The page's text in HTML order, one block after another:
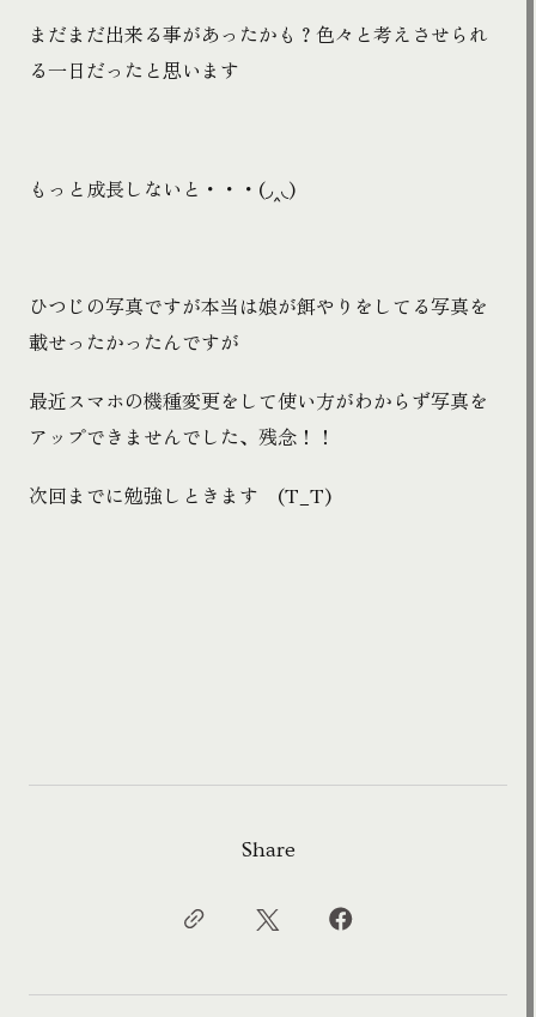
まだまだ出来る事があったかも？色々と考えさせられ
る一日だったと思います
もっと成長しないと・・・(◞‸◟)
ひつじの写真ですが本当は娘が餌やりをしてる写真を
載せったかったんですが
最近スマホの機種変更をして使い方がわからず写真を
アップできませんでした、残念！！
次回までに勉強しときます (T_T)
Share